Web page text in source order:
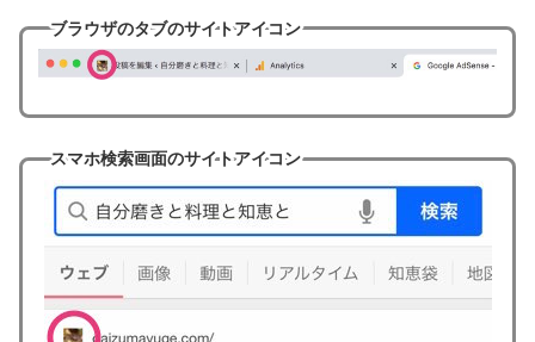
ブラウザのタブのサイトアイコン
スマホ検索画面のサイトアイコン